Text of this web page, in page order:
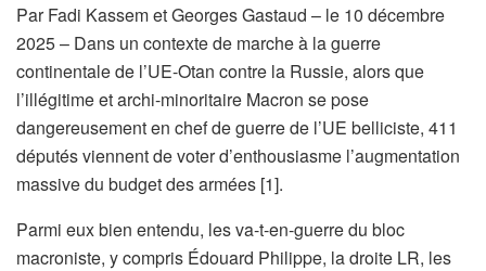
Par Fadi Kassem et Georges Gastaud – le 10 décembre
2025 – Dans un contexte de marche à la guerre
continentale de l’UE-Otan contre la Russie, alors que
l’illégitime et archi-minoritaire Macron se pose
dangereusement en chef de guerre de l’UE belliciste, 411
députés viennent de voter d’enthousiasme l’augmentation
massive du budget des armées [1].
Parmi eux bien entendu, les va-t-en-guerre du bloc
macroniste, y compris Édouard Philippe, la droite LR, les